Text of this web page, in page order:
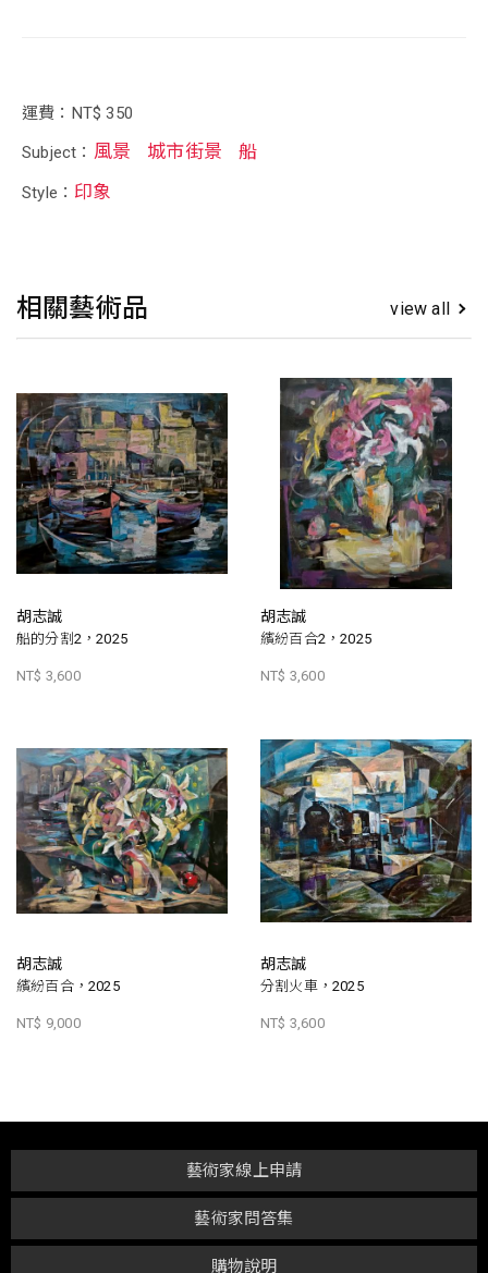
運費：NT$ 350
Subject： 風景 城市街景 船
Style： 印象
相關藝術品 view all
胡志誠
船的分割2，2025
NT$ 3,600
胡志誠
繽紛百合2，2025
NT$ 3,600
胡志誠
繽紛百合，2025
NT$ 9,000
胡志誠
分割火車，2025
NT$ 3,600
購物說明
藝術家問答集
藝術家線上申請